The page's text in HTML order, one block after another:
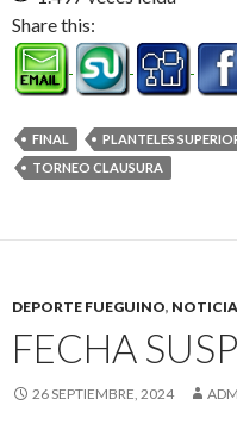
Share this:
FINAL PLANTELES
TORNEO CLAUSURA
DEPORTE FUEGUINO,
FECHA
26 SEPTIEMBRE, 2024